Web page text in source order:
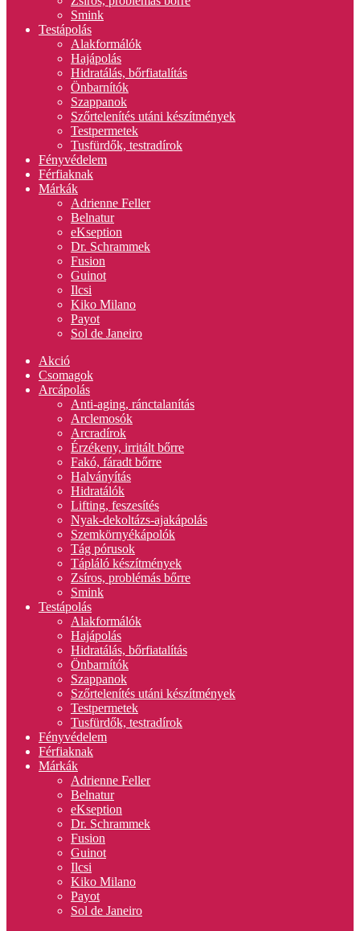
Smink
Testápolás
Alakformálók
Hajápolás
Hidratálás, bőrfiatalítás
Önbarnítók
Szappanok
Szőrtelenítés utáni készítmények
Testpermetek
Tusfürdők, testradírok
Fényvédelem
Férfiaknak
Márkák
Adrienne Feller
Belnatur
eKseption
Dr. Schrammek
Fusion
Guinot
Ilcsi
Kiko Milano
Payot
Sol de Janeiro
Akció
Csomagok
Arcápolás
Anti-aging, ránctalanítás
Arclemosók
Arcradírok
Érzékeny, irritált bőrre
Fakó, fáradt bőrre
Halványítás
Hidratálók
Lifting, feszesítés
Nyak-dekoltázs-ajakápolás
Szemkörnyékápolók
Tág pórusok
Tápláló készítmények
Zsíros, problémás bőrre
Smink
Testápolás
Alakformálók
Hajápolás
Hidratálás, bőrfiatalítás
Önbarnítók
Szappanok
Szőrtelenítés utáni készítmények
Testpermetek
Tusfürdők, testradírok
Fényvédelem
Férfiaknak
Márkák
Adrienne Feller
Belnatur
eKseption
Dr. Schrammek
Fusion
Guinot
Ilcsi
Kiko Milano
Payot
Sol de Janeiro